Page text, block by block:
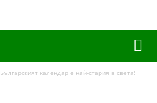
Българският календар е най-стария в света!